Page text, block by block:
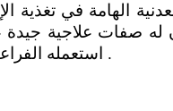
الهامة في تغذية
له صفات علاجية
استعمله الفراعنة كمقوي عام للجسم .